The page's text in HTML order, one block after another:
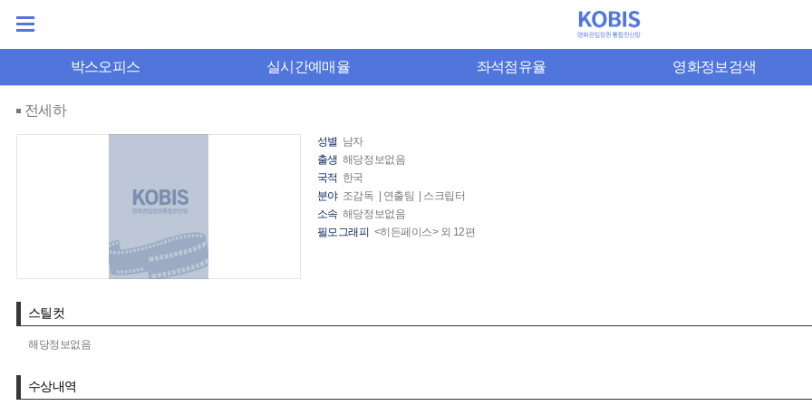
박스오피스 실시간예매율 좌석점유율 영화정보검색
전세하
성별 남자
출생 해당정보없음
국적 한국
분야 조감독 | 연출팀 | 스크립터
소속 해당정보없음
필모그래피 <히든페이스> 외 12편
스틸컷
해당정보없음
수상내역